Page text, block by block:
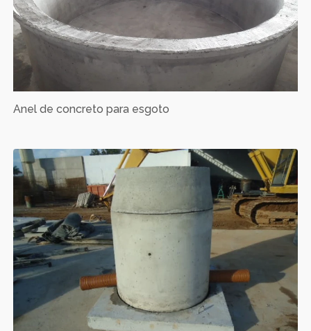
Anel de concreto para esgoto